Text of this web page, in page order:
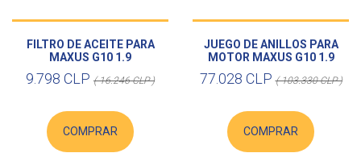
Carroceria
Ir aREPUESTOS
FILTRO DE ACEITE PARA
MAXUS G10 1.9
9.798 CLP ( 16.246 CLP )
COMPRAR
JUEGO DE ANILLOS PARA
MOTOR MAXUS G10 1.9
77.028 CLP ( 103.330 CLP )
COMPRAR